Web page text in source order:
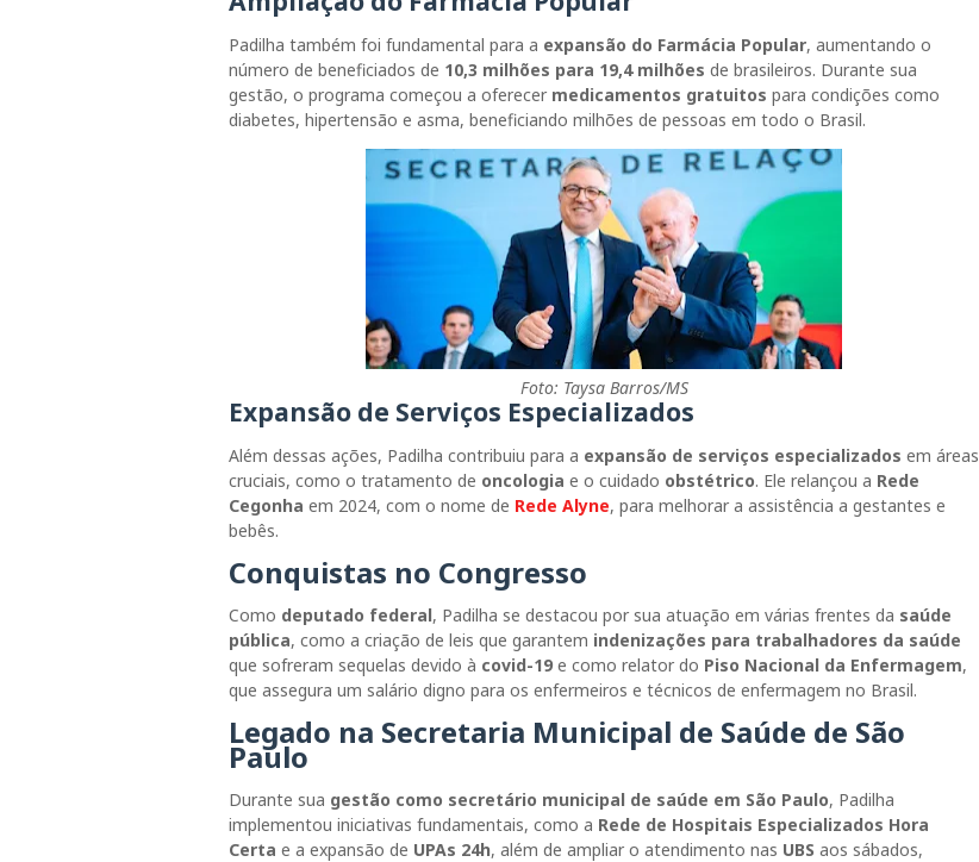
Padilha também foi fundamental para a expansão do Farmácia Popular, aumentando o
número de beneficiados de 10,3 milhões para 19,4 milhões de brasileiros. Durante sua
gestão, o programa começou a oferecer medicamentos gratuitos para condições como
diabetes, hipertensão e asma, beneficiando milhões de pessoas em todo o Brasil.
Foto: Taysa Barros/MS
Expansão de Serviços Especializados
Além dessas ações, Padilha contribuiu para a expansão de serviços especializados em áreas
cruciais, como o tratamento de oncologia e o cuidado obstétrico. Ele relançou a Rede
Cegonha em 2024, com o nome de Rede Alyne, para melhorar a assistência a gestantes e
bebês.
Conquistas no Congresso
Como deputado federal, Padilha se destacou por sua atuação em várias frentes da saúde
pública, como a criação de leis que garantem indenizações para trabalhadores da saúde
que sofreram sequelas devido à covid-19 e como relator do Piso Nacional da Enfermagem,
que assegura um salário digno para os enfermeiros e técnicos de enfermagem no Brasil.
Legado na Secretaria Municipal de Saúde de São
Paulo
Durante sua gestão como secretário municipal de saúde em São Paulo, Padilha
implementou iniciativas fundamentais, como a Rede de Hospitais Especializados Hora
Certa e a expansão de UPAs 24h, além de ampliar o atendimento nas UBS aos sábados,